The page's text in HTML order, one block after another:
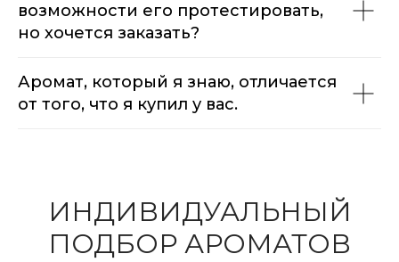
возможности его протестировать,
но хочется заказать?
Аромат, который я знаю, отличается
от того, что я купил у вас.
ИНДИВИДУАЛЬНЫЙ
ПОДБОР АРОМАТОВ